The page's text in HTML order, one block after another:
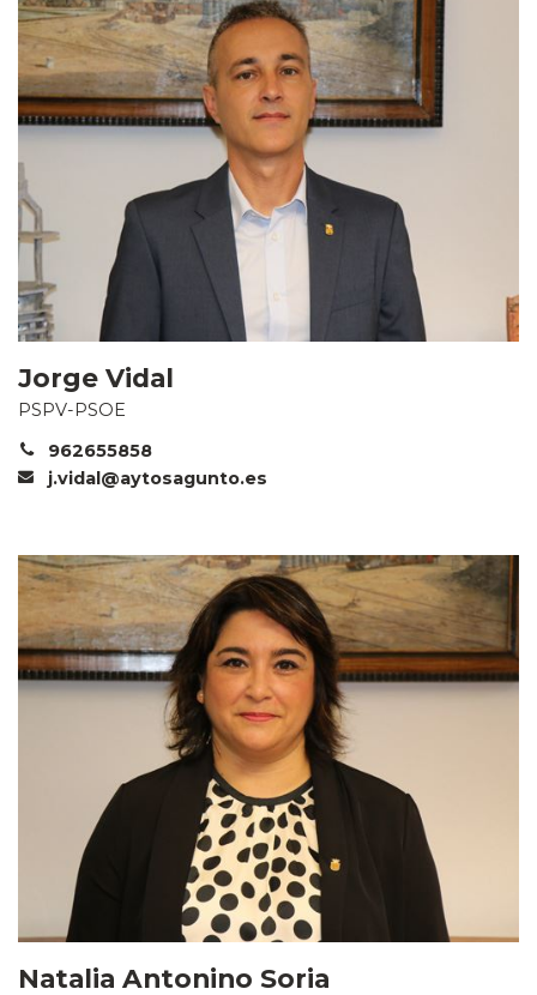
Jorge Vidal
PSPV-PSOE
962655858
j.vidal@aytosagunto.es
Natalia Antonino Soria